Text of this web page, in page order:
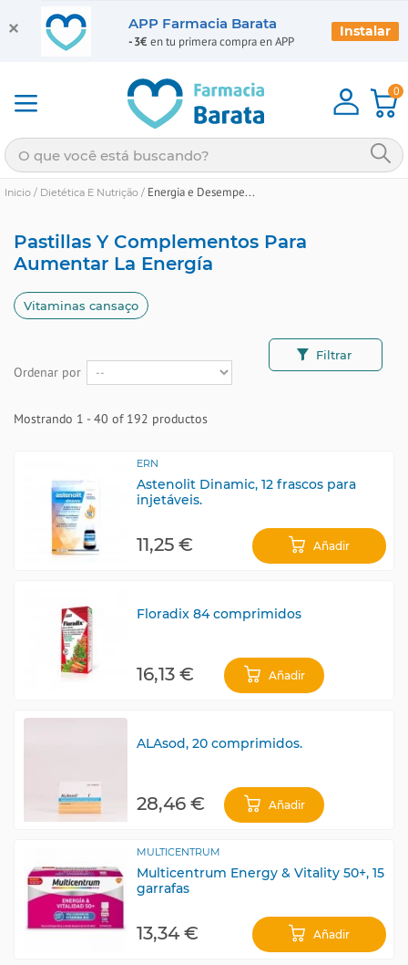
0
Inicio / Dietética E Nutrição / Energia e Desempe...
Pastillas Y Complementos Para
Aumentar La Energía
Vitaminas cansaço
Ordenar por
Filtrar
Mostrando 1 - 40 of 192 productos
ERN
Astenolit Dinamic, 12 frascos para
injetáveis.
11,25 € Añadir
Floradix 84 comprimidos
16,13 € Añadir
ALAsod, 20 comprimidos.
28,46 € Añadir
MULTICENTRUM
Multicentrum Energy & Vitality 50+, 15
garrafas
13,34 € Añadir
APP Farmacia Barata
-3€ en tu primera compra en APP
Instalar